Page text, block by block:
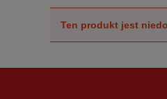
Ten produkt jest